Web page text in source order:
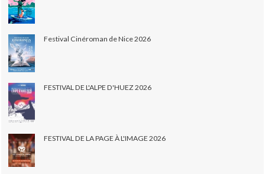
Festival Cinéroman de Nice 2026
FESTIVAL DE L'ALPE D'HUEZ 2026
FESTIVAL DE LA PAGE À L'IMAGE 2026